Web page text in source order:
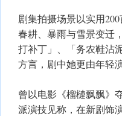
剧集拍摄场景以实用
春耕、暴雨与雪景变迁
打补丁」、「务农鞋沾
方言，剧中她更由年轻
曾以电影《榴槤飘飘》
派演技见称，在新剧饰